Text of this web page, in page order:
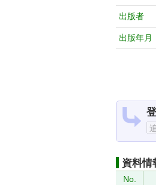
出版者
出版年月
資料情
No.